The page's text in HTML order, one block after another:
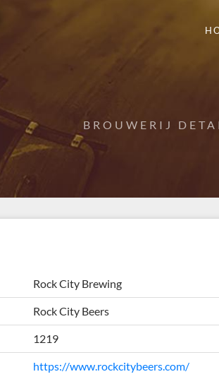
BROUWERIJ
Rock City Brewing
Rock City Beers
1219
https://www.rockcitybeers.com/